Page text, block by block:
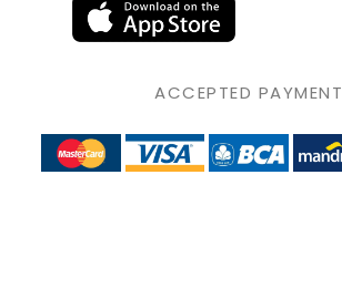
ACCEPTED PAYMENT